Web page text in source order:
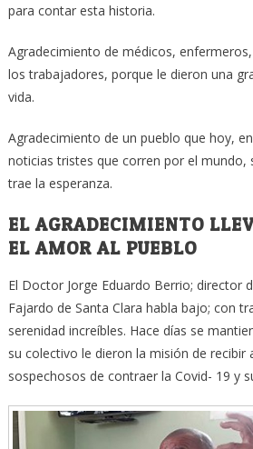
para contar esta historia.
Agradecimiento de médicos,
los trabajadores, porque le dieron una
vida.
Agradecimiento de un pueblo que hoy,
noticias tristes que corren por el mundo,
trae la esperanza.
EL AGRADECIMIENTO
EL AMOR AL PUEBLO
El Doctor Jorge Eduardo Berrio; director
Fajardo de Santa Clara habla bajo; con
serenidad increíbles. Hace días se
su colectivo le dieron la misión de recibir
sospechosos de contraer la Covid- 19 y